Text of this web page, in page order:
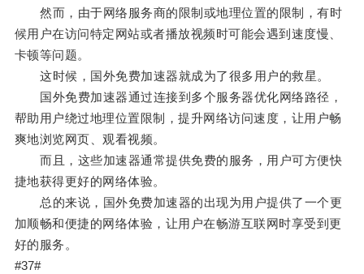
然而，由于网络服务商的限制或地理位置的限制，有时
候用户在访问特定网站或者播放视频时可能会遇到速度慢、
卡顿等问题。
这时候，国外免费加速器就成为了很多用户的救星。
国外免费加速器通过连接到多个服务器优化网络路径，
帮助用户绕过地理位置限制，提升网络访问速度，让用户畅
爽地浏览网页、观看视频。
而且，这些加速器通常提供免费的服务，用户可方便快
捷地获得更好的网络体验。
总的来说，国外免费加速器的出现为用户提供了一个更
加顺畅和便捷的网络体验，让用户在畅游互联网时享受到更
好的服务。
#37#